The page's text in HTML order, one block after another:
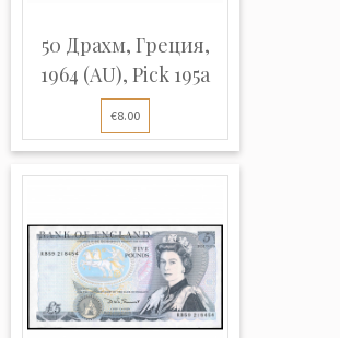
50 Драхм, Греция,
1964 (AU), Pick 195a
€8.00